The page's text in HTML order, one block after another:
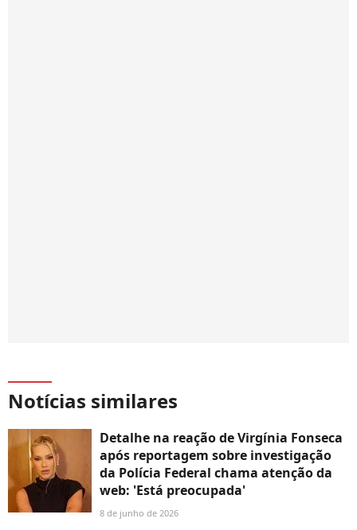
Notícias similares
Detalhe na reação de Virgínia Fonseca
após reportagem sobre investigação
da Polícia Federal chama atenção da
web: 'Está preocupada'
8 de junho de 2026